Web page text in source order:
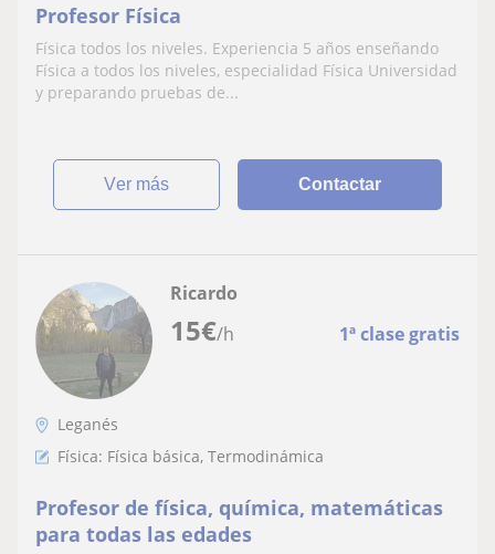
Profesor Física
Física todos los niveles. Experiencia 5 años enseñando
Física a todos los niveles, especialidad Física Universidad
y preparando pruebas de...
ver más Contactar
15€/h 1ª clase gratis
Ricardo
Leganés
Física: Física básica, Termodinámica
Profesor de física, química, matemáticas
para todas las edades